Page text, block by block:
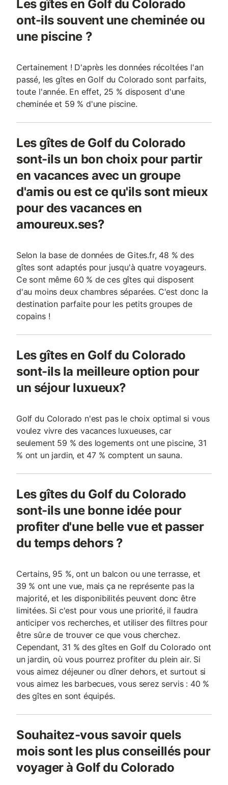
Les gîtes en Golf du Colorado
ont-ils souvent une cheminée ou
une piscine ?
Certainement ! D'après les données récoltées l'an
passé, les gîtes en Golf du Colorado sont parfaits,
toute l'année. En effet, 25 % disposent d'une
cheminée et 59 % d'une piscine.
Les gîtes de Golf du Colorado
sont-ils un bon choix pour partir
en vacances avec un groupe
d'amis ou est ce qu'ils sont mieux
pour des vacances en
amoureux.ses?
Selon la base de données de Gites.fr, 48 % des
gîtes sont adaptés pour jusqu'à quatre voyageurs.
Ce sont même 60 % de ces gîtes qui disposent
d'au moins deux chambres séparées. C'est donc la
destination parfaite pour les petits groupes de
copains !
Les gîtes en Golf du Colorado
sont-ils la meilleure option pour
un séjour luxueux?
Golf du Colorado n'est pas le choix optimal si vous
voulez vivre des vacances luxueuses, car
seulement 59 % des logements ont une piscine, 31
% ont un jardin, et 47 % comptent un sauna.
Les gîtes du Golf du Colorado
sont-ils une bonne idée pour
profiter d'une belle vue et passer
du temps dehors ?
Certains, 95 %, ont un balcon ou une terrasse, et
39 % ont une vue, mais ça ne représente pas la
majorité, et les disponibilités peuvent donc être
limitées. Si c'est pour vous une priorité, il faudra
anticiper vos recherches, et utiliser des filtres pour
être sûr.e de trouver ce que vous cherchez.
Cependant, 31 % des gîtes en Golf du Colorado ont
un jardin, où vous pourrez profiter du plein air. Si
vous aimez déjeuner ou dîner dehors, et surtout si
vous aimez les barbecues, vous serez servis : 40 %
des gîtes en sont équipés.
Souhaitez-vous savoir quels
mois sont les plus conseillés pour
voyager à Golf du Colorado